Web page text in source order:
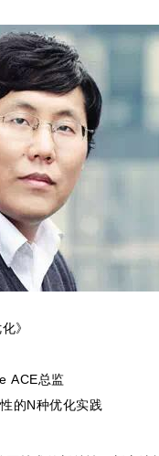
》
ACE总监
的N种优化实践